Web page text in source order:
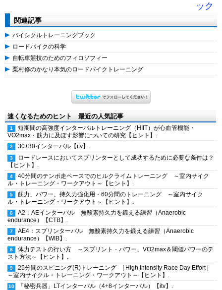
ック
関連記事
バイシクルトレーニングブック
ロードバイクの科学
自転車競技のためのフィロソフィー
栗村修のかなり本気のロードバイクトレーニング
速くなるためのヒント 最近の人気記事
短期間の高強度インターバルトレーニング（HIIT）が心血管機能・
VO2max・筋力に及ぼす影響についての研究【ヒント】.
30+30インターバル【itv】.
ロードレースにおいてスプリンターとして成功するために必要な条件は？
【ヒント】.
40分間のテンポ走ペースでのヒルクライムトレーニング ～室内サイク
ル・トレーニング・ワークアウト～【ヒント】.
筋力、パワー、持久力強化用・60分間のトレーニング ～室内サイク
ル・トレーニング・ワークアウト～【ヒント】.
A2：AEインターバル 無酸素持久力を鍛える練習（Anaerobic
endurance）【CTB】.
AE4：スプリンターバル 無酸素持久力を鍛える練習（Anaerobic
endurance）【WIB】.
体力テストの行い方 ～スプリント・パワー、VO2max＆閾値パワーのテ
スト方法～【ヒント】.
25分間のスピニング(R)トレーニング | High Intensity Race Day Effort |
～室内サイクル・トレーニング・ワークアウト～【ヒント】.
「秘密兵器」LTインターバル（4+8インターバル）【itv】.